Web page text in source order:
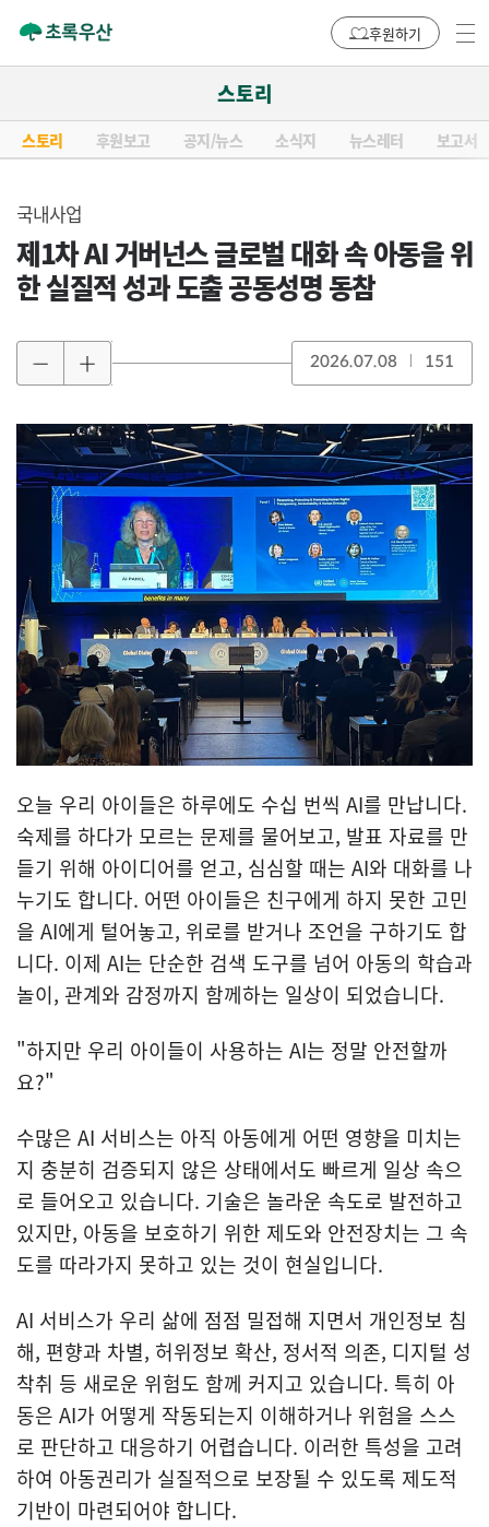
후원하기
스토리
스토리 후원보고 공지/뉴스 소식지 뉴스레터 보고서
국내사업
제1차 AI 거버넌스 글로벌 대화 속 아동을 위
한 실질적 성과 도출 공동성명 동참
2026.07.08 151
오늘 우리 아이들은 하루에도 수십 번씩 AI를 만납니다.
숙제를 하다가 모르는 문제를 물어보고, 발표 자료를 만
들기 위해 아이디어를 얻고, 심심할 때는 AI와 대화를 나
누기도 합니다. 어떤 아이들은 친구에게 하지 못한 고민
을 AI에게 털어놓고, 위로를 받거나 조언을 구하기도 합
니다. 이제 AI는 단순한 검색 도구를 넘어 아동의 학습과
놀이, 관계와 감정까지 함께하는 일상이 되었습니다.
"하지만 우리 아이들이 사용하는 AI는 정말 안전할까
요?"
수많은 AI 서비스는 아직 아동에게 어떤 영향을 미치는
지 충분히 검증되지 않은 상태에서도 빠르게 일상 속으
로 들어오고 있습니다. 기술은 놀라운 속도로 발전하고
있지만, 아동을 보호하기 위한 제도와 안전장치는 그 속
도를 따라가지 못하고 있는 것이 현실입니다.
AI 서비스가 우리 삶에 점점 밀접해 지면서 개인정보 침
해, 편향과 차별, 허위정보 확산, 정서적 의존, 디지털 성
착취 등 새로운 위험도 함께 커지고 있습니다. 특히 아
동은 AI가 어떻게 작동되는지 이해하거나 위험을 스스
로 판단하고 대응하기 어렵습니다. 이러한 특성을 고려
하여 아동권리가 실질적으로 보장될 수 있도록 제도적
기반이 마련되어야 합니다.